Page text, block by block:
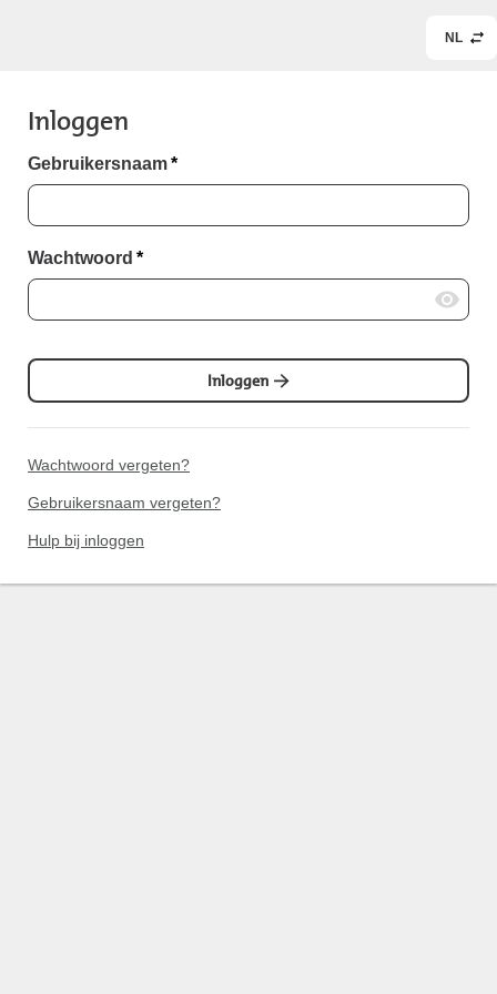
NL
Inloggen
Gebruikersnaam*
Wachtwoord *
Inloggen
Wachtwoord vergeten?
Gebruikersnaam vergeten?
Hulp bij inloggen